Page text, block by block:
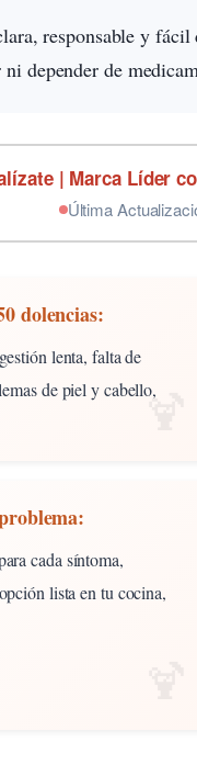
responsable y fácil
depender de
| Marca Líder
Última
dolencias:
lenta, falta de
de piel y cabello,
cada síntoma,
lista en tu cocina,